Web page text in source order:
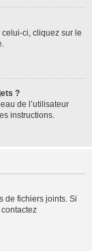
ci, cliquez sur le
?
de l’utilisateur
instructions.
de fichiers joints. Si